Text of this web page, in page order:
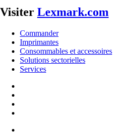
Visiter Lexmark.com
Commander
Imprimantes
Consommables et accessoires
Solutions sectorielles
Services